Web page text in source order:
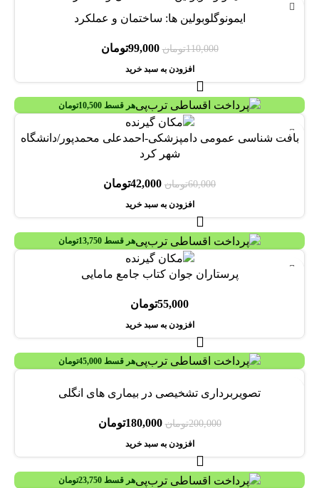
ایمونوگلوبولین ها: ساختمان و عملکرد
110,000تومان 99,000تومان
افزودن به سبد خرید
هر قسط 10,500تومان
بافت شناسی عمومی دامپزشکی-احمدعلی محمدپور/دانشگاه
شهر کرد
60,000تومان 42,000تومان
افزودن به سبد خرید
هر قسط 13,750تومان
پرستاران جوان کتاب جامع مامایی
55,000تومان
افزودن به سبد خرید
هر قسط 45,000تومان
تصویربرداری تشخیصی در بیماری های انگلی
200,000تومان 180,000تومان
افزودن به سبد خرید
هر قسط 23,750تومان